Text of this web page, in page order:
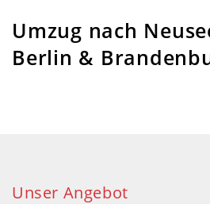
Umzug nach
Berlin &
Unser Angebot